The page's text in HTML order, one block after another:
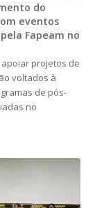
do
eventos
Fapeam no
projetos de
voltados à
de pós-
no